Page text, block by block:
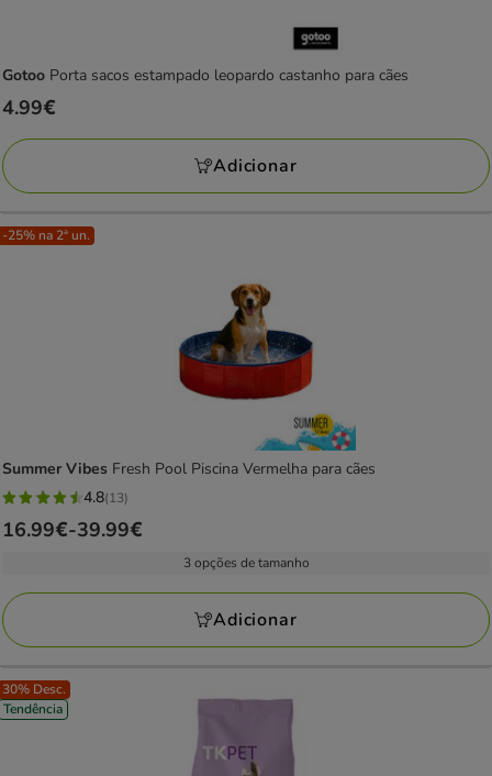
Gotoo Porta sacos estampado leopardo castanho para cães
Preço
4.99€
4.99€
Adicionar
-25% na 2ª un.
Summer Vibes Fresh Pool Piscina Vermelha para cães
4.8
estrelas
13
avaliações
4.8(13)
Preço
a
39.99€
16.99€-39.99€
3 opções de tamanho
Adicionar
30% Desc.
Tendência